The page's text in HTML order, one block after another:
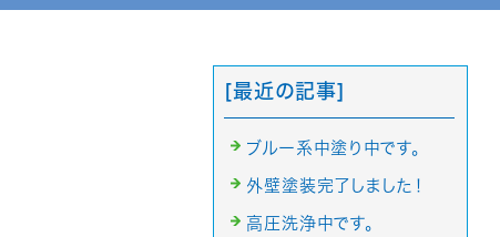
[最近の記事]
ブルー系中塗り中です。
外壁塗装完了しました！
高圧洗浄中です。